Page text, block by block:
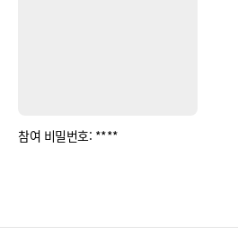
참여 비밀번호: ****